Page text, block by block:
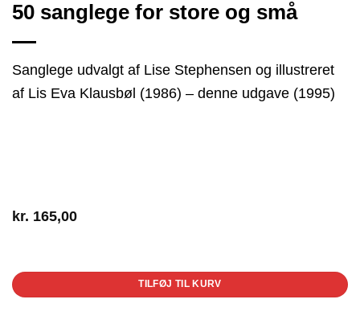
50 sanglege for store og små
Sanglege udvalgt af Lise Stephensen og illustreret
af Lis Eva Klausbøl (1986) – denne udgave (1995)
kr. 165,00
TILFØJ TIL KURV